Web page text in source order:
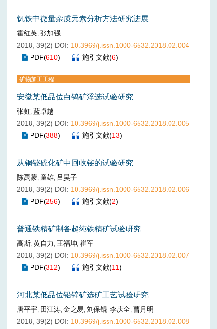
钒铁中微量杂质元素分析方法研究进展
霍红英, 张加强
2018, 39(2) DOI: 10.3969/j.issn.1000-6532.2018.02.004
PDF(610) 施引文献(6)
矿物加工工程
安徽某低品位白钨矿浮选试验研究
张虹, 蓝卓越
2018, 39(2) DOI: 10.3969/j.issn.1000-6532.2018.02.005
PDF(388) 施引文献(13)
从铜铋硫化矿中回收铋的试验研究
陈禹蒙, 童雄, 吕昊子
2018, 39(2) DOI: 10.3969/j.issn.1000-6532.2018.02.006
PDF(256) 施引文献(2)
普通铁精矿制备超纯铁精矿试验研究
高斯, 黄自力 , 王福坤, 崔军
2018, 39(2) DOI: 10.3969/j.issn.1000-6532.2018.02.007
PDF(312) 施引文献(11)
河北某低品位铅锌矿选矿工艺试验研究
唐平宇, 田江涛, 金之易, 刘保锟, 李庆全, 曹月明
2018, 39(2) DOI: 10.3969/j.issn.1000-6532.2018.02.008